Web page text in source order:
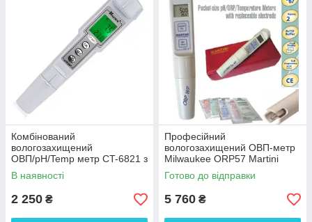
Комбінований
вологозахищений
ОВП/pH/Temp метр CT-6821 з
термометром, змінним
електродом, АТС
В наявності
2 250 ₴
Професійний
вологозахищений ОВП-метр
Milwaukee ORP57 Martini
±1000 mV; ±2 mV
Готово до відправки
5 760 ₴